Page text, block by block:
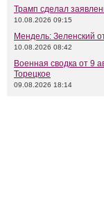
Трамп сделал
10.08.2026 09:15
Мендель: Зеленский
10.08.2026 08:42
Военная сводка от 9
Торецкое
09.08.2026 18:14